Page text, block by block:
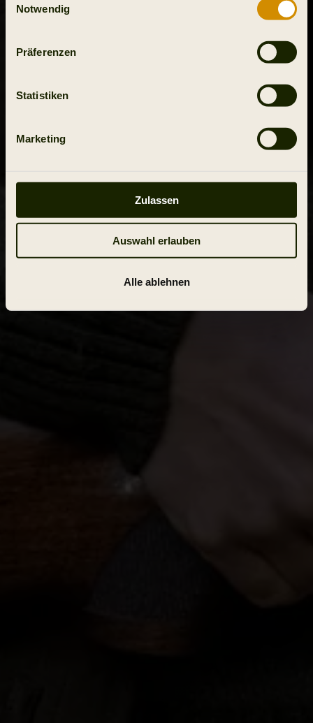
Notwendig
Präferenzen
Statistiken
Marketing
Zulassen
Auswahl erlauben
Alle ablehnen